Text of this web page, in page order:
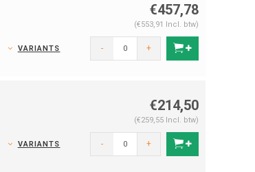
€457,78
(€553,91 Incl. btw)
VARIANTS - +
€214,50
(€259,55 Incl. btw)
VARIANTS - +